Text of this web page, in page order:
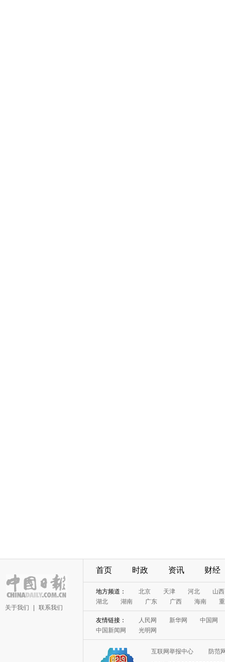
关于我们 联系我们
首页 时政 资讯 财经
地方频道： 北京 天津 河北
山西
湖北
湖南 广东 广西 海南
友情链接： 人民网 新华网
中国网
中国新闻网
光明网
互联网举报中心
防范